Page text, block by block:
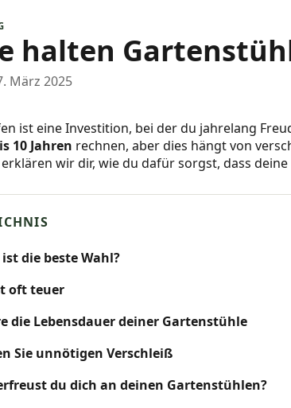
halten
März 2025
ist eine Investition, bei der du jahrelang
10 Jahren rechnen, aber dies hängt von
wir dir, wie du dafür sorgst, dass
die beste Wahl?
oft teuer
die Lebensdauer deiner Gartenstühle
Sie unnötigen Verschleiß
du dich an deinen Gartenstühlen?